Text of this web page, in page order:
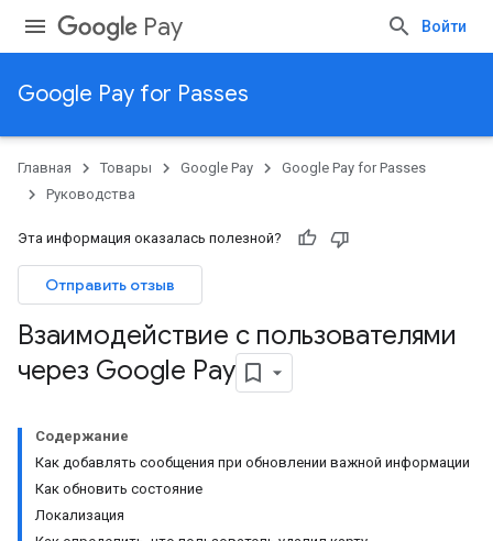
Pay Войти
Google Pay for Passes
Главная Товары Google Pay
Google Pay for Passes
Руководства
Эта информация оказалась полезной?
Отправить отзыв
Взаимодействие с пользователями
через Google Pay
Содержание
Как добавлять сообщения при обновлении важной информации
Как обновить состояние
Локализация